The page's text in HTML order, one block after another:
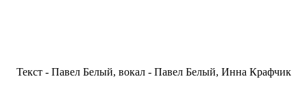
Текст - Павел Белый, вокал - Павел Белый, Инна Крафчик